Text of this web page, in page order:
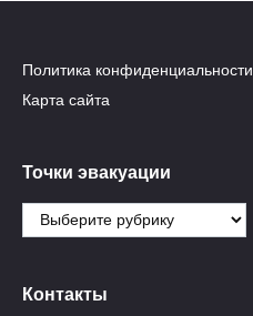
Политика конфиденциальности
Карта сайта
Точки эвакуации
Точки
эвакуации
Контакты